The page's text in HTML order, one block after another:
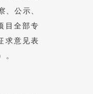
公示、
目全部专
求意见表